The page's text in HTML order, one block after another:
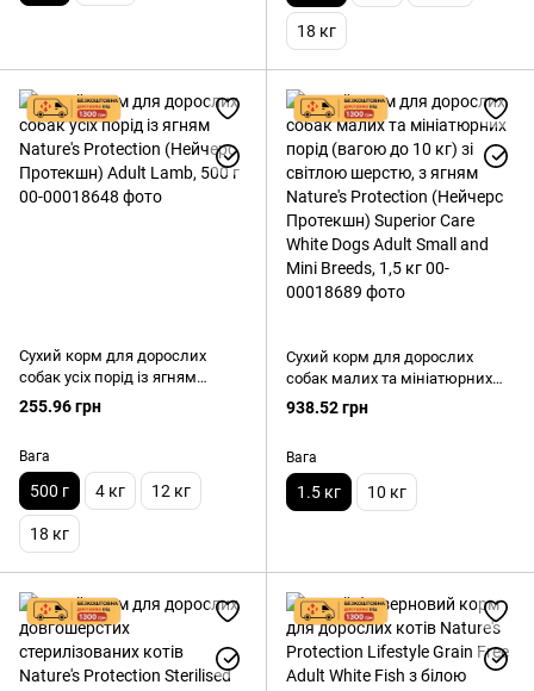
18 кг
Сухий корм для дорослих
собак усіх порід із ягням
Nature's Protection (Нейчерс
Протекшн) Adult Lamb, 500 г
255.96 грн
Вага
500 г 4 кг 12 кг
18 кг
Сухий корм для дорослих
собак малих та мініатюрних
порід (вагою до 10 кг) зі
світлою шерстю, з ягням
Протекшн) Superior Care White
Dogs Adult Small and Mini
Breeds, 1,5 кг
938.52 грн
Вага
1.5 кг 10 кг